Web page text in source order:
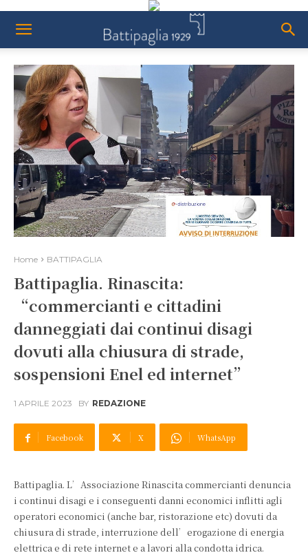
Home BATTIPAGLIA
Battipaglia. Rinascita:
“commercianti e cittadini
danneggiati dai continui disagi
dovuti alla chiusura di strade,
sospensioni Enel ed internet”
1 APRILE 2023 BY REDAZIONE
Facebook X WhatsApp
Battipaglia. L’Associazione Rinascita commercianti denuncia
i continui disagi e i conseguenti danni economici inflitti agli
operatori economici (anche bar, ristorazione etc) dovuti da
chiusura di strade, interruzione dell’erogazione di energia
elettrica e di rete internet e a lavori alla condotta idrica.